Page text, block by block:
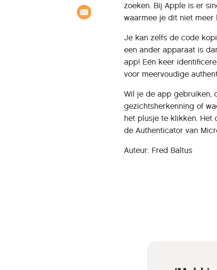
zoeken. Bij Apple is er
waarmee je dit niet meer
Je kan zelfs de code
een ander apparaat is
app! Eén keer
voor meervoudige
Wil je de app gebruiken,
gezichtsherkenning of
het plusje te klikken. Het
de Authenticator van
Auteur: Fred Baltus